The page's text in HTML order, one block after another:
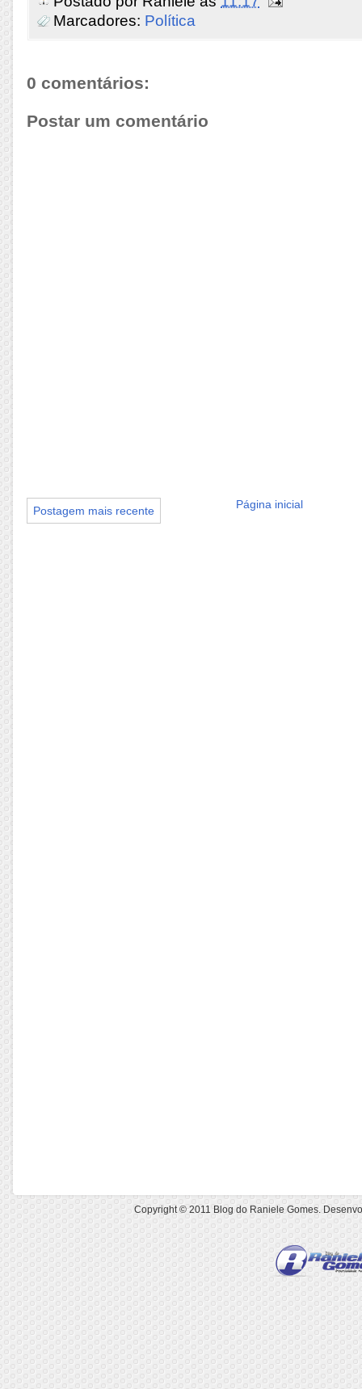
Marcadores: Política
0 comentários:
Postar um comentário
Postagem mais recente Página inicial
Copyright © 2011Blog do Raniele Gomes.